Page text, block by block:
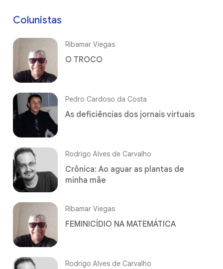
Colunistas
Ribamar Viegas
O TROCO
Pedro Cardoso da Costa
As deficiências dos jornais virtuais
Rodrigo Alves de Carvalho
Crônica: Ao aguar as plantas de
minha mãe
Ribamar Viegas
FEMINICÍDIO NA MATEMÁTICA
Rodrigo Alves de Carvalho